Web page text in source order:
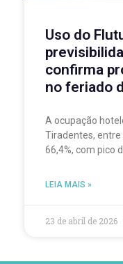
Uso do
confirma
no feriado
A ocupação
Tiradentes, entre
66,4%, com pico
LEIA MAIS »
23 de abril de 2026